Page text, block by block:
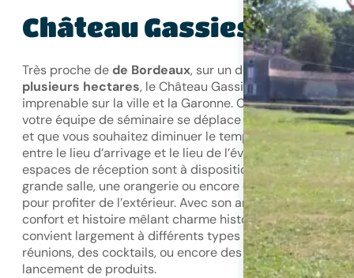
Château Gassies
Très proche dede Bordeaux, sur un domaine de
plusieurs hectares, le Château Gassie offre une vue
imprenable sur la ville et la Garonne. C’est l’endroit idéal
votre équipe de séminaire se déplace en train ou en
et que vous souhaitez diminuer le temps de déplacement
entre le lieu d’arrivage et le lieu de l’évènement. Plusieurs
espaces de réception sont à disposition comme une
grande salle, une orangerie ou encore de vastes
pour profiter de l’extérieur. Avec son ambiance raffinée
confort et histoire mêlant charme historique, ce lieu
convient largement à différents types d’évènement, des
réunions, des cocktails, ou encore des soirées de
lancement de produits.